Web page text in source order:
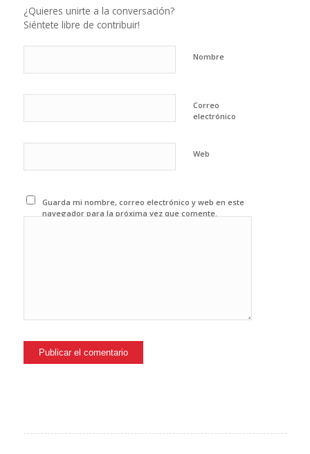
¿Quieres unirte a la conversación?
Siéntete libre de contribuir!
Nombre
Correo
electrónico
Web
Guarda mi nombre, correo electrónico y web en este
navegador para la próxima vez que comente.